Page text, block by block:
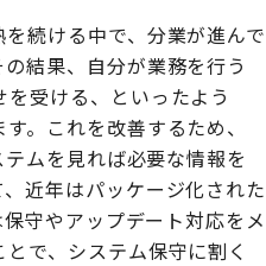
続ける中で、分業が進んで
結果、自分が業務を行う
受ける、といったよう
。これを改善するため、
ムを見れば必要な情報を
近年はパッケージ化された
守やアップデート対応をメ
で、システム保守に割く